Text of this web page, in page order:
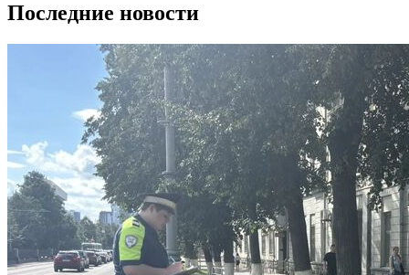
Последние новости